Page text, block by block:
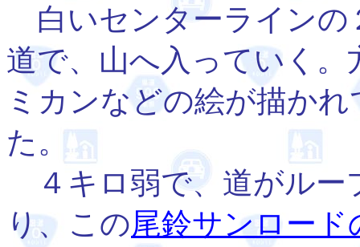
白いセンターラインの
道で、山へ入っていく
ミカンなどの絵が描か
た。
４キロ弱で、道がルー
り、この尾鈴サンロード